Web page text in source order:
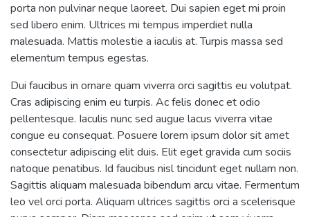
porta non pulvinar neque laoreet. Dui sapien eget mi proin
sed libero enim. Ultrices mi tempus imperdiet nulla
malesuada. Mattis molestie a iaculis at. Turpis massa sed
elementum tempus egestas.
Dui faucibus in ornare quam viverra orci sagittis eu volutpat.
Cras adipiscing enim eu turpis. Ac felis donec et odio
pellentesque. Iaculis nunc sed augue lacus viverra vitae
congue eu consequat. Posuere lorem ipsum dolor sit amet
consectetur adipiscing elit duis. Elit eget gravida cum sociis
natoque penatibus. Id faucibus nisl tincidunt eget nullam non.
Sagittis aliquam malesuada bibendum arcu vitae. Fermentum
leo vel orci porta. Aliquam ultrices sagittis orci a scelerisque